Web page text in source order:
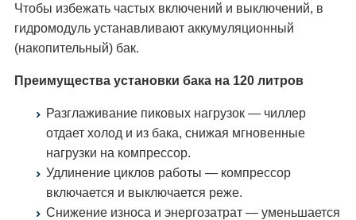
Чтобы избежать частых включений и выключений, в
гидромодуль устанавливают аккумуляционный
(накопительный) бак.
Преимущества установки бака на 120 литров
Разглаживание пиковых нагрузок — чиллер
отдает холод и из бака, снижая мгновенные
нагрузки на компрессор.
Удлинение циклов работы — компрессор
включается и выключается реже.
Снижение износа и энергозатрат — уменьшается